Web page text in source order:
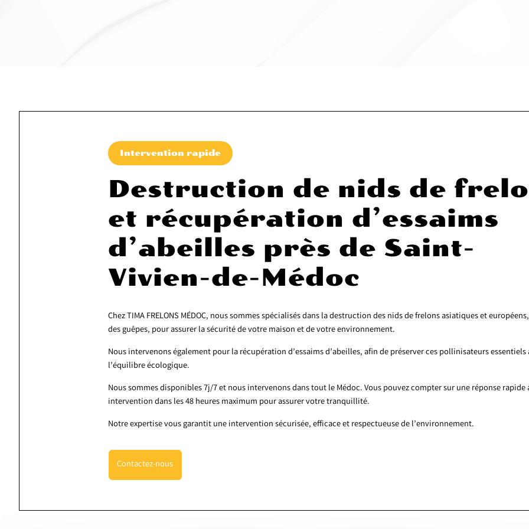
Intervention rapide
Destruction de nids de
et récupération d’essaims
d’abeilles près de Saint-
Vivien-de-Médoc
Chez TIMA FRELONS MÉDOC, nous sommes spécialisés dans la destruction des nids de frelons asiatiques et
des guêpes, pour assurer la sécurité de votre maison et de votre environnement.
Nous intervenons également pour la récupération d’essaims d’abeilles, afin de préserver ces pollinisateurs essentiels
l’équilibre écologique.
Nous sommes disponibles 7j/7 et nous intervenons dans tout le Médoc. Vous pouvez compter sur une réponse rapide
intervention dans les 48 heures maximum pour assurer votre tranquillité.
Notre expertise vous garantit une intervention sécurisée, efficace et respectueuse de l’environnement.
Contactez-nous